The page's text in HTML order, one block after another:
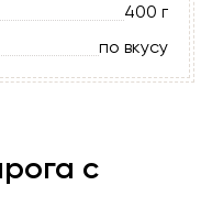
400 г
по вкусу
с